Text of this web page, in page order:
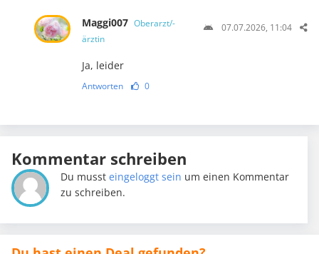
Maggi007 Oberarzt/-
ärztin
07.07.2026, 11:04
Ja, leider
Antworten 0
Kommentar schreiben
Du mussteingeloggt sein um einen Kommentar
zu schreiben.